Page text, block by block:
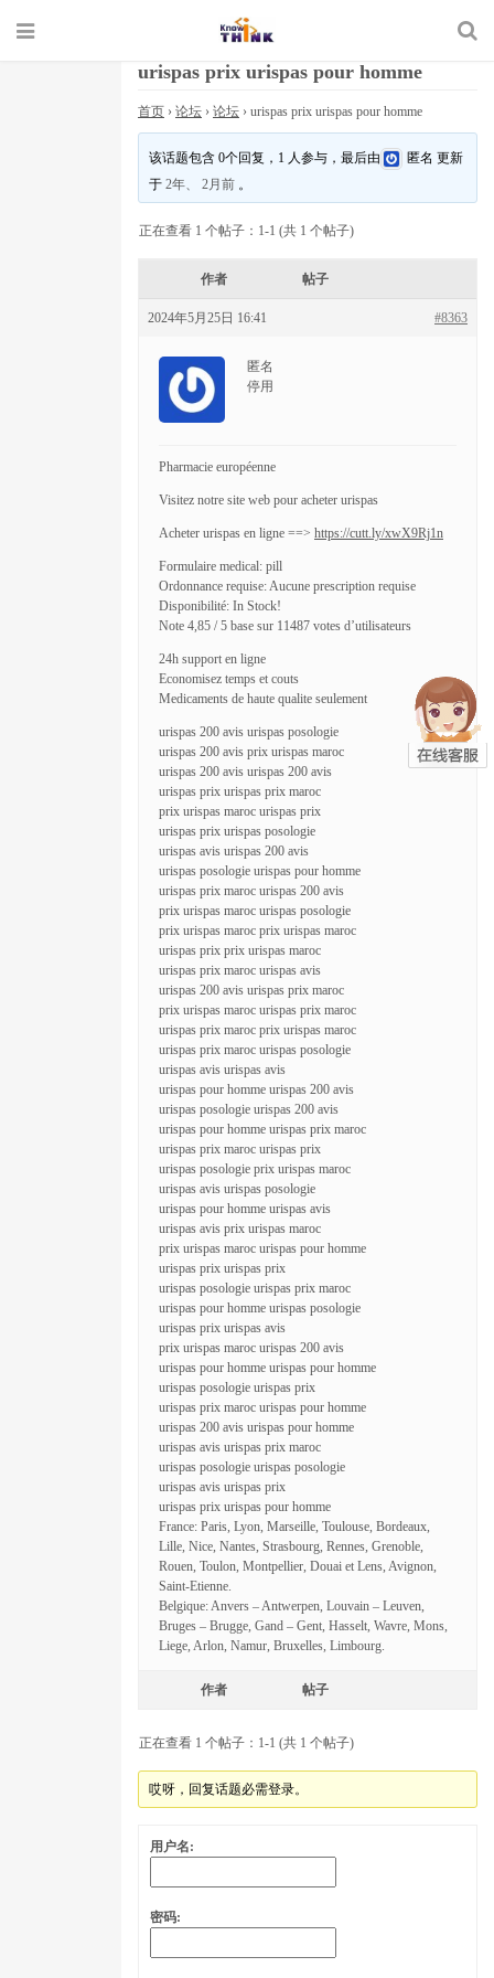
urispas prix urispas pour homme
首页 › 论坛 › 论坛 › urispas prix urispas pour homme
该话题包含 0个回复，1 人参与，最后由 匿名 更新
于2年、 2月前 。
正在查看 1 个帖子：1-1 (共 1 个帖子)
作者 帖子
2024年5月25日 16:41 #8363
匿名
停用
Pharmacie européenne
Visitez notre site web pour acheter urispas
Acheter urispas en ligne ==> https://cutt.ly/xwX9Rj1n
Formulaire medical: pill
Ordonnance requise: Aucune prescription requise
Disponibilité: In Stock!
Note 4,85 / 5 base sur 11487 votes d’utilisateurs
24h support en ligne
Economisez temps et couts
Medicaments de haute qualite seulement
urispas 200 avis urispas posologie
urispas 200 avis prix urispas maroc
urispas 200 avis urispas 200 avis
urispas prix urispas prix maroc
prix urispas maroc urispas prix
urispas prix urispas posologie
urispas avis urispas 200 avis
urispas posologie urispas pour homme
urispas prix maroc urispas 200 avis
prix urispas maroc urispas posologie
prix urispas maroc prix urispas maroc
urispas prix prix urispas maroc
urispas prix maroc urispas avis
urispas 200 avis urispas prix maroc
prix urispas maroc urispas prix maroc
urispas prix maroc prix urispas maroc
urispas prix maroc urispas posologie
urispas avis urispas avis
urispas pour homme urispas 200 avis
urispas posologie urispas 200 avis
urispas pour homme urispas prix maroc
urispas prix maroc urispas prix
urispas posologie prix urispas maroc
urispas avis urispas posologie
urispas pour homme urispas avis
urispas avis prix urispas maroc
prix urispas maroc urispas pour homme
urispas prix urispas prix
urispas posologie urispas prix maroc
urispas pour homme urispas posologie
urispas prix urispas avis
prix urispas maroc urispas 200 avis
urispas pour homme urispas pour homme
urispas posologie urispas prix
urispas prix maroc urispas pour homme
urispas 200 avis urispas pour homme
urispas avis urispas prix maroc
urispas posologie urispas posologie
urispas avis urispas prix
urispas prix urispas pour homme
France: Paris, Lyon, Marseille, Toulouse, Bordeaux,
Lille, Nice, Nantes, Strasbourg, Rennes, Grenoble,
Rouen, Toulon, Montpellier, Douai et Lens, Avignon,
Saint-Etienne.
Belgique: Anvers – Antwerpen, Louvain – Leuven,
Bruges – Brugge, Gand – Gent, Hasselt, Wavre, Mons,
Liege, Arlon, Namur, Bruxelles, Limbourg.
作者 帖子
正在查看 1 个帖子：1-1 (共 1 个帖子)
哎呀，回复话题必需登录。
用户名:
密码: